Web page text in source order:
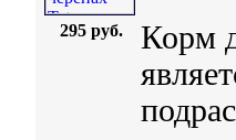
295 руб.
Корм